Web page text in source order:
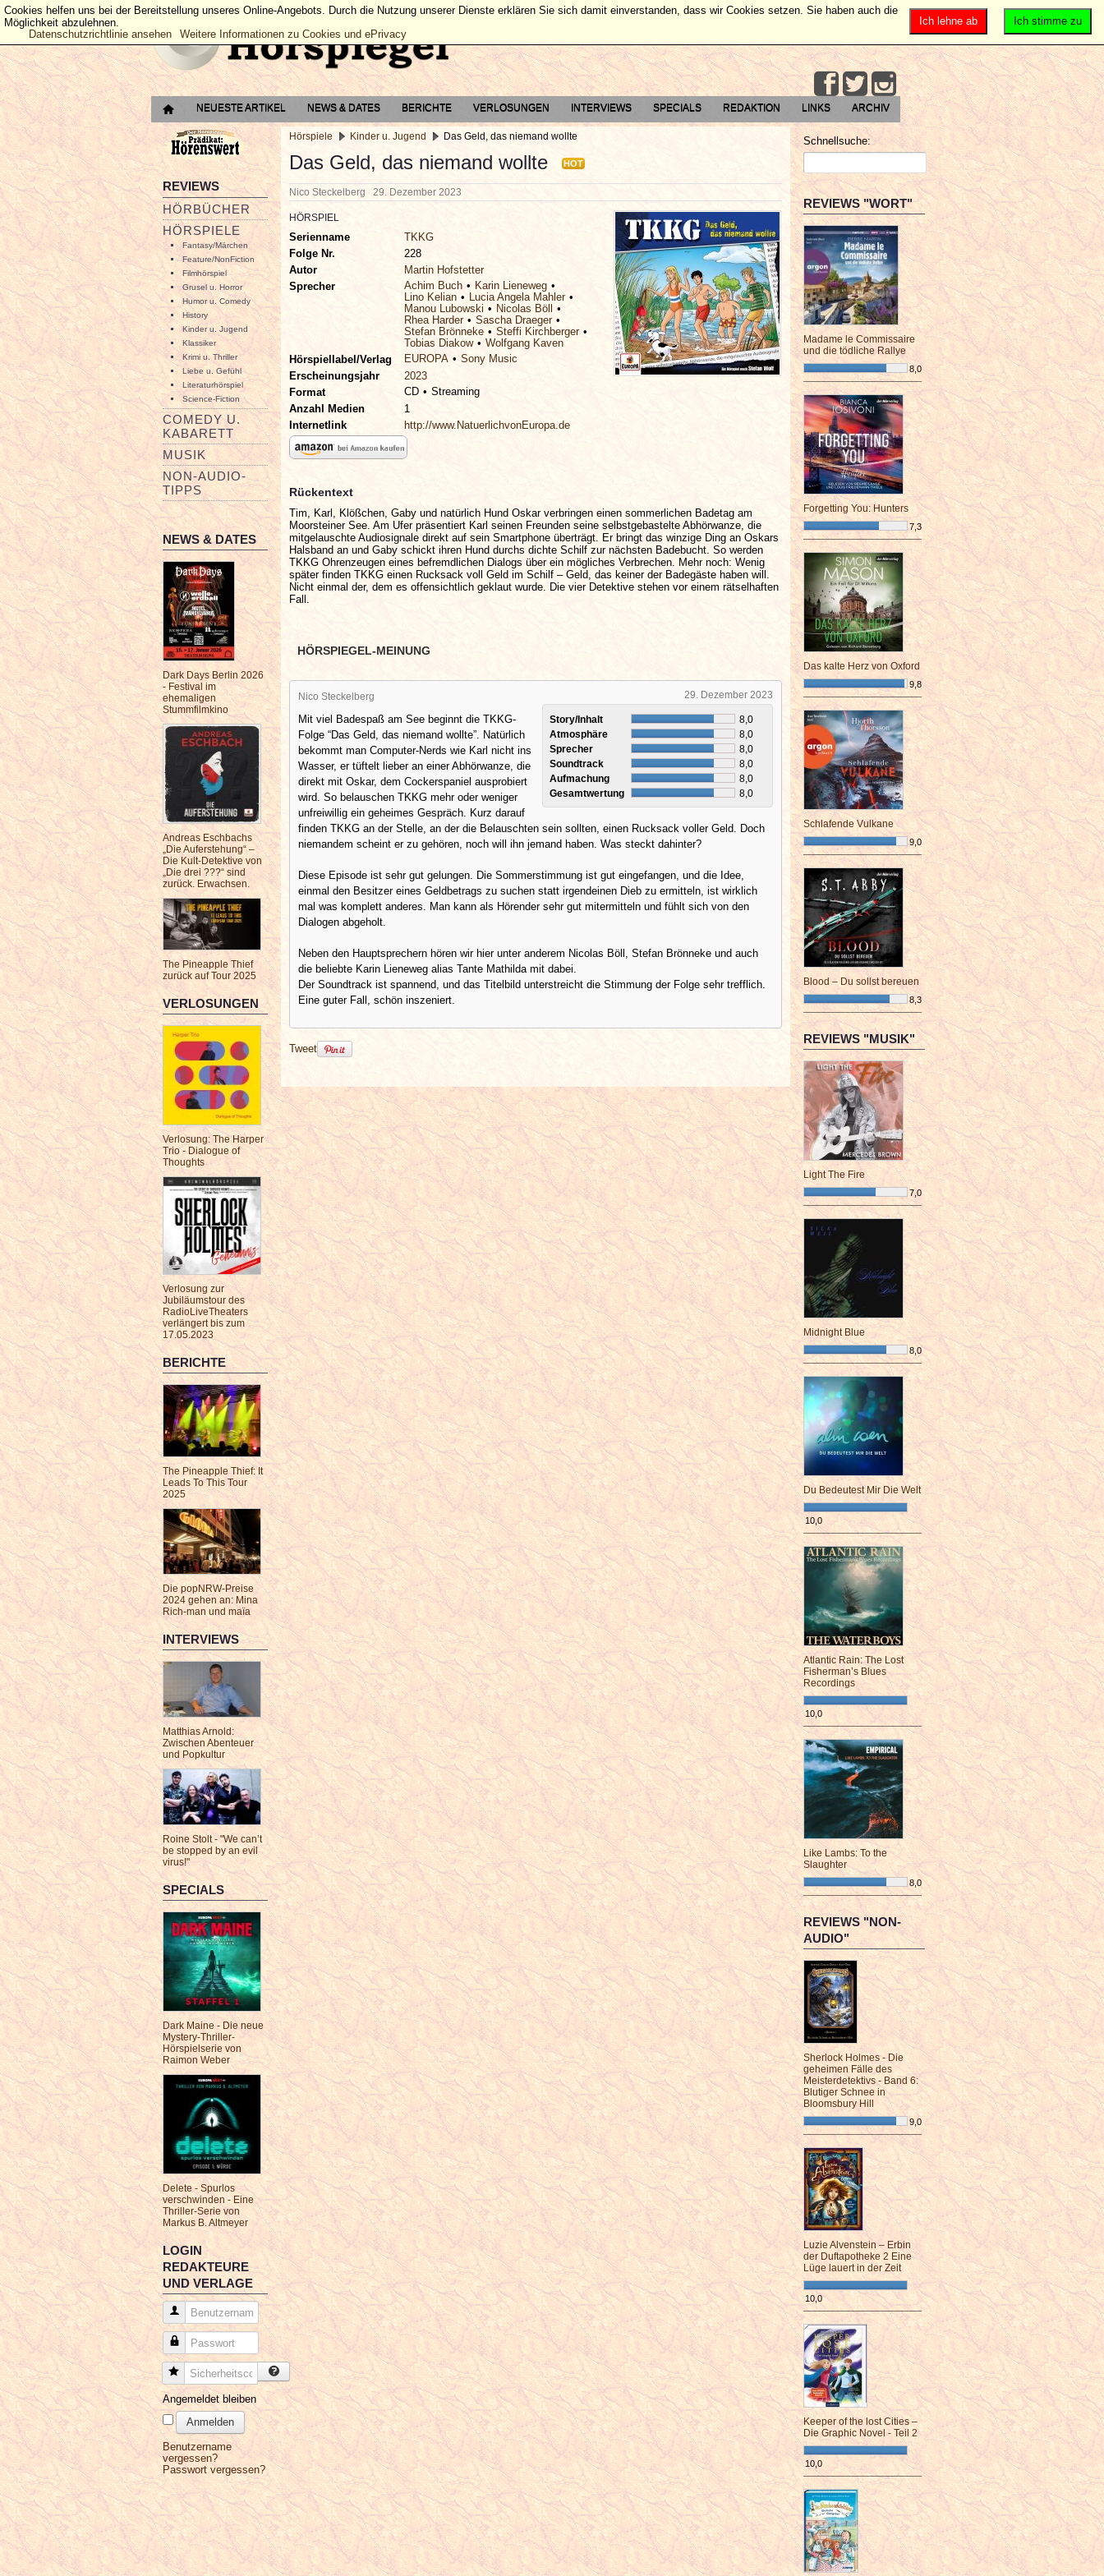
NEUESTE ARTIKEL NEWS & DATES BERICHTE VERLOSUNGEN INTERVIEWS SPECIALS REDAKTION LINKS ARCHIV
REVIEWS
HÖRBÜCHER
HÖRSPIELE
Fantasy/Märchen
Feature/NonFiction
Filmhörspiel
Grusel u. Horror
Humor u. Comedy
History
Kinder u. Jugend
Klassiker
Krimi u. Thriller
Liebe u. Gefühl
Literaturhörspiel
Science-Fiction
COMEDY U.
KABARETT
MUSIK
NON-AUDIO-
TIPPS
NEWS & DATES
Dark Days Berlin 2026
- Festival im
ehemaligen
Stummfilmkino
Andreas Eschbachs
„Die Auferstehung“ –
Die Kult-Detektive von
„Die drei ???“ sind
zurück. Erwachsen.
The Pineapple Thief
zurück auf Tour 2025
VERLOSUNGEN
Verlosung: The Harper
Trio - Dialogue of
Thoughts
Verlosung zur
Jubiläumstour des
RadioLiveTheaters
verlängert bis zum
17.05.2023
BERICHTE
The Pineapple Thief: It
Leads To This Tour
2025
Die popNRW-Preise
2024 gehen an: Mina
Rich-man und maïa
INTERVIEWS
Matthias Arnold:
Zwischen Abenteuer
und Popkultur
Roine Stolt - "We can’t
be stopped by an evil
virus!"
SPECIALS
Dark Maine - Die neue
Mystery-Thriller-
Hörspielserie von
Raimon Weber
Delete - Spurlos
verschwinden - Eine
Thriller-Serie von
Markus B. Altmeyer
LOGIN
REDAKTEURE
UND VERLAGE
Benutzername
Passwort
Sicherheitscode
Angemeldet bleiben
Anmelden
Benutzername
vergessen?
Passwort vergessen?
Hörspiele Kinder u. Jugend Das Geld, das niemand wollte
Das Geld, das niemand wollte HOT
Nico Steckelberg 29. Dezember 2023
HÖRSPIEL
Serienname
TKKG
Folge Nr.
228
Autor
Martin Hofstetter
Sprecher
Achim Buch
Karin Lieneweg
Lino Kelian
Lucia Angela Mahler
Manou Lubowski
Nicolas Böll
Rhea Harder
Sascha Draeger
Stefan Brönneke
Steffi Kirchberger
Tobias Diakow
Wolfgang Kaven
Hörspiellabel/Verlag
EUROPA
Sony Music
Erscheinungsjahr
2023
Format
CD
Streaming
Anzahl Medien
1
Internetlink
http://www.NatuerlichvonEuropa.de
Rückentext
Tim, Karl, Klößchen, Gaby und natürlich Hund Oskar verbringen einen sommerlichen Badetag am
Moorsteiner See. Am Ufer präsentiert Karl seinen Freunden seine selbstgebastelte Abhörwanze, die
mitgelauschte Audiosignale direkt auf sein Smartphone überträgt. Er bringt das winzige Ding an Oskars
Halsband an und Gaby schickt ihren Hund durchs dichte Schilf zur nächsten Badebucht. So werden
TKKG Ohrenzeugen eines befremdlichen Dialogs über ein mögliches Verbrechen. Mehr noch: Wenig
später finden TKKG einen Rucksack voll Geld im Schilf – Geld, das keiner der Badegäste haben will.
Nicht einmal der, dem es offensichtlich geklaut wurde. Die vier Detektive stehen vor einem rätselhaften
Fall.
HÖRSPIEGEL-MEINUNG
29. Dezember 2023
Nico Steckelberg
Story/Inhalt
8,0
Atmosphäre
8,0
Sprecher
8,0
Soundtrack
8,0
Aufmachung
8,0
Gesamtwertung
8,0
Mit viel Badespaß am See beginnt die TKKG-
Folge “Das Geld, das niemand wollte”. Natürlich
bekommt man Computer-Nerds wie Karl nicht ins
Wasser, er tüftelt lieber an einer Abhörwanze, die
direkt mit Oskar, dem Cockerspaniel ausprobiert
wird. So belauschen TKKG mehr oder weniger
unfreiwillig ein geheimes Gespräch. Kurz darauf
finden TKKG an der Stelle, an der die Belauschten sein sollten, einen Rucksack voller Geld. Doch
niemandem scheint er zu gehören, noch will ihn jemand haben. Was steckt dahinter?
Diese Episode ist sehr gut gelungen. Die Sommerstimmung ist gut eingefangen, und die Idee,
einmal den Besitzer eines Geldbetrags zu suchen statt irgendeinen Dieb zu ermitteln, ist wirklich
mal was komplett anderes. Man kann als Hörender sehr gut mitermitteln und fühlt sich von den
Dialogen abgeholt.
Neben den Hauptsprechern hören wir hier unter anderem Nicolas Böll, Stefan Brönneke und auch
die beliebte Karin Lieneweg alias Tante Mathilda mit dabei.
Der Soundtrack ist spannend, und das Titelbild unterstreicht die Stimmung der Folge sehr trefflich.
Eine guter Fall, schön inszeniert.
Tweet
Schnellsuche:
REVIEWS "WORT"
Madame le Commissaire
und die tödliche Rallye
8,0
¯¯¯¯¯¯¯¯¯¯¯¯¯¯¯¯¯¯¯¯¯¯¯¯
Forgetting You: Hunters
7,3
¯¯¯¯¯¯¯¯¯¯¯¯¯¯¯¯¯¯¯¯¯¯¯¯
Das kalte Herz von Oxford
9,8
¯¯¯¯¯¯¯¯¯¯¯¯¯¯¯¯¯¯¯¯¯¯¯¯
Schlafende Vulkane
9,0
¯¯¯¯¯¯¯¯¯¯¯¯¯¯¯¯¯¯¯¯¯¯¯¯
Blood – Du sollst bereuen
8,3
¯¯¯¯¯¯¯¯¯¯¯¯¯¯¯¯¯¯¯¯¯¯¯¯
REVIEWS "MUSIK"
Light The Fire
7,0
¯¯¯¯¯¯¯¯¯¯¯¯¯¯¯¯¯¯¯¯¯¯¯¯
Midnight Blue
8,0
¯¯¯¯¯¯¯¯¯¯¯¯¯¯¯¯¯¯¯¯¯¯¯¯
Du Bedeutest Mir Die Welt
10,0
¯¯¯¯¯¯¯¯¯¯¯¯¯¯¯¯¯¯¯¯¯¯¯¯
Atlantic Rain: The Lost
Fisherman’s Blues
Recordings
10,0
¯¯¯¯¯¯¯¯¯¯¯¯¯¯¯¯¯¯¯¯¯¯¯¯
Like Lambs: To the
Slaughter
8,0
¯¯¯¯¯¯¯¯¯¯¯¯¯¯¯¯¯¯¯¯¯¯¯¯
REVIEWS "NON-
AUDIO"
Sherlock Holmes - Die
geheimen Fälle des
Meisterdetektivs - Band 6:
Blutiger Schnee in
Bloomsbury Hill
9,0
¯¯¯¯¯¯¯¯¯¯¯¯¯¯¯¯¯¯¯¯¯¯¯¯
Luzie Alvenstein – Erbin
der Duftapotheke 2 Eine
Lüge lauert in der Zeit
10,0
¯¯¯¯¯¯¯¯¯¯¯¯¯¯¯¯¯¯¯¯¯¯¯¯
Keeper of the lost Cities –
Die Graphic Novel - Teil 2
10,0
¯¯¯¯¯¯¯¯¯¯¯¯¯¯¯¯¯¯¯¯¯¯¯¯
Ich stimme zu
Ich lehne ab
Cookies helfen uns bei der Bereitstellung unseres Online-Angebots. Durch die Nutzung unserer Dienste erklären Sie sich damit einverstanden, dass wir Cookies setzen. Sie haben auch die
Möglichkeit abzulehnen.
Datenschutzrichtlinie ansehen
Weitere Informationen zu Cookies und ePrivacy